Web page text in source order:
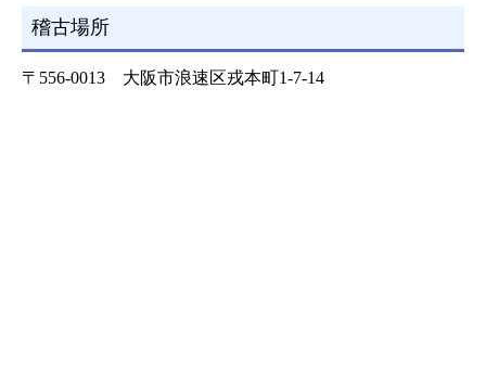
稽古場所
〒556-0013 大阪市浪速区戎本町1-7-14